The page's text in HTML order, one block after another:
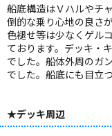
船底構造はＶハルやチ
倒的な乗り心地の良さ
色褪せ等は少なくゲル
ております。デッキ・
でした。船体外周のガ
でした。船底にも目立
★デッキ周辺